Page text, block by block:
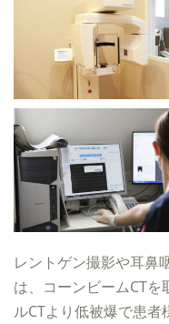
レントゲン撮影や耳鼻
は、コーンビームCT
ルCTより低被爆で患